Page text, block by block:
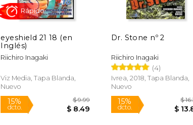
eyeshield 21 18 (en
Inglés)
Riichiro Inagaki
Viz Media, Tapa Blanda,
Nuevo
Rápido
Dr. Stone nº 2
Riichiro Inagaki
(4)
Ivrea, 2018, Tapa Blanda,
Nuevo